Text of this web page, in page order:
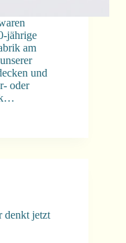
jährige
am
und
oder
denkt jetzt